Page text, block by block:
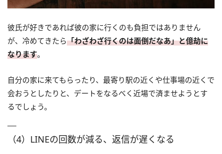
彼氏が好きであれば彼の家に行くのも負担ではありません
が、冷めてきたら「わざわざ行くのは面倒だなあ」と億劫に
なります。
自分の家に来てもらったり、最寄り駅の近くや仕事場の近くで
会おうとしたりと、デートをなるべく近場で済ませようとす
るでしょう。
（4）LINEの回数が減る、返信が遅くなる